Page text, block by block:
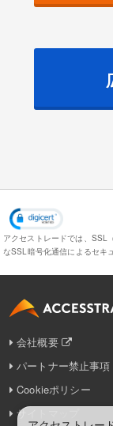
アクセストレードでは、
なSSL暗号化通信によるセキ
会社概要
パートナー禁止事項
Cookieポリシー
サイトマップ